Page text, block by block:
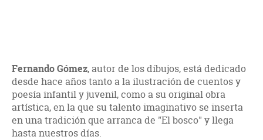
Fernando Gómez, autor de los dibujos, está dedicado
desde hace años tanto a la ilustración de cuentos y
poesía infantil y juvenil, como a su original obra
artística, en la que su talento imaginativo se inserta
en una tradición que arranca de "El bosco" y llega
hasta nuestros días.